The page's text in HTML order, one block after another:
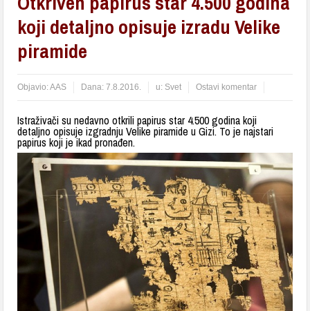
koji detaljno opisuje izradu Velike
piramide
Objavio:AAS Dana:7.8.2016. u: Svet Ostavi komentar
Istraživači su nedavno otkrili papirus star 4.500 godina koji
detaljno opisuje izgradnju Velike piramide u Gizi. To je najstari
papirus koji je ikad pronađen.